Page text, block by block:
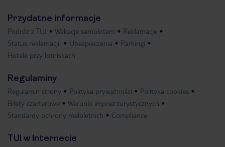
Przydatne informacje
Podróż z TUI Wakacje samolotem
Reklamacje
Status reklamacji
Ubezpieczenia
Parkingi
Hotele przy lotniskach
Regulaminy
Regulamin strony Polityka prywatności
Polityka cookies
Bilety czarterowe
Warunki imprez turystycznych
Standardy ochrony małoletnich
Compliance
TUI w Internecie